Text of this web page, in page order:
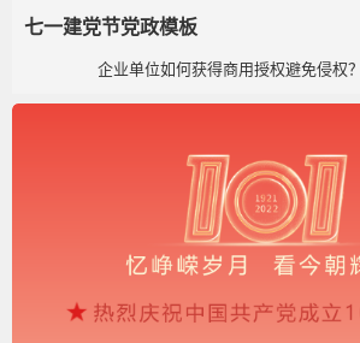
七一建党节党政模板
企业单位如何获得商用授权避免侵权？